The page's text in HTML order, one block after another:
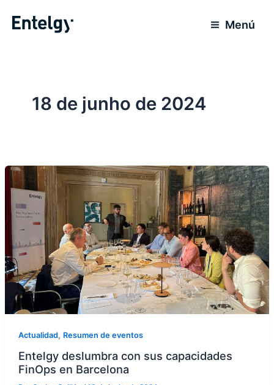
para
Menú
18 de junho de 2024
Actualidad, Resumen de eventos
Entelgy deslumbra con sus capacidades
FinOps en Barcelona